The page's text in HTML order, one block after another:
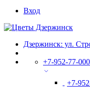
Вход
Дзержинск: ул.
+7-952-77-
+7-